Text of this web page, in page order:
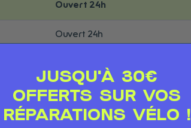
Ouvert 24h
Ouvert 24h
JUSQU'À 30€
OFFERTS SUR VOS
RÉPARATIONS VÉLO !